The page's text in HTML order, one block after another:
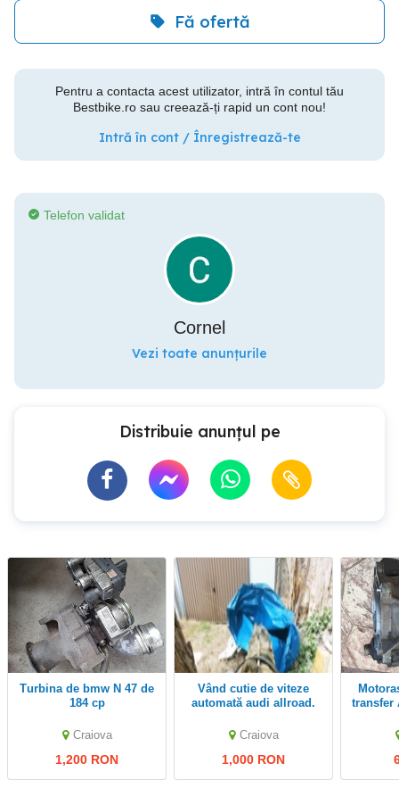
Fă ofertă
Pentru a contacta acest utilizator, intră în contul tău
Bestbike.ro sau creează-ți rapid un cont nou!
Intră în cont / Înregistrează-te
Telefon validat
Cornel
Vezi toate anunțurile
Distribuie anunțul pe
turbina de bmw N 47 de
184 cp
Craiova
1,200 RON
Vând cutie de viteze
automată audi allroad.
Craiova
1,000 RON
Motoras actuator Cutie
transfer